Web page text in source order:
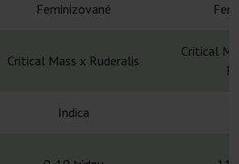
Feminizované
Critical Mass x Ruderalis
Critical
Indica